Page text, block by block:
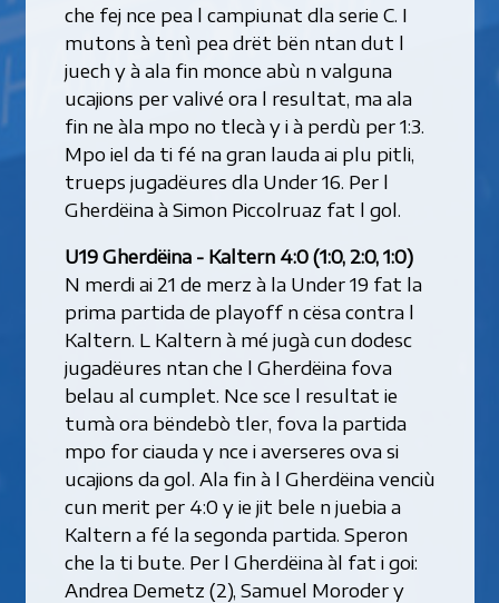
che fej nce pea l campiunat dla serie C. I
mutons à tenì pea drët bën ntan dut l
juech y à ala fin monce abù n valguna
ucajions per valivé ora l resultat, ma ala
fin ne àla mpo no tlecà y i à perdù per 1:3.
Mpo iel da ti fé na gran lauda ai plu pitli,
trueps jugadëures dla Under 16. Per l
Gherdëina à Simon Piccolruaz fat l gol.
U19 Gherdëina - Kaltern 4:0 (1:0, 2:0, 1:0)
N merdi ai 21 de merz à la Under 19 fat la
prima partida de playoff n cësa contra l
Kaltern. L Kaltern à mé jugà cun dodesc
jugadëures ntan che l Gherdëina fova
belau al cumplet. Nce sce l resultat ie
tumà ora bëndebò tler, fova la partida
mpo for ciauda y nce i averseres ova si
ucajions da gol. Ala fin à l Gherdëina venciù
cun merit per 4:0 y ie jit bele n juebia a
Kaltern a fé la segonda partida. Speron
che la ti bute. Per l Gherdëina àl fat i goi:
Andrea Demetz (2), Samuel Moroder y